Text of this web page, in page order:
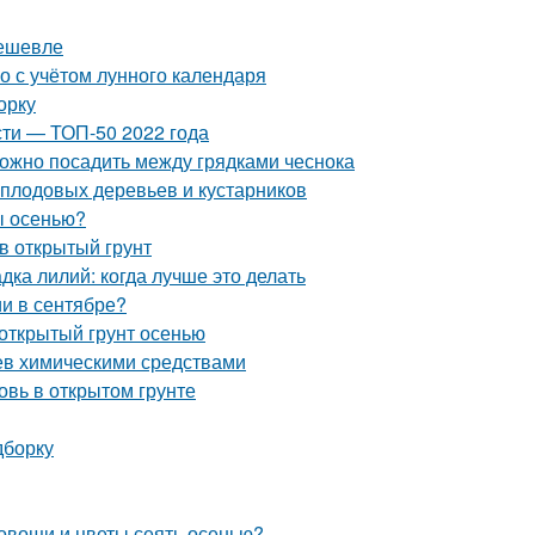
с учётом лунного календаря
— ТОП-50 2022 года
посадить между грядками чеснока
деревьев и кустарников
осенью?
открытый грунт
лилий: когда лучше это делать
в сентябре?
грунт осенью
химическими средствами
в открытом грунте